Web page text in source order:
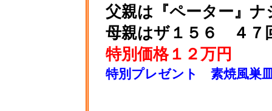
父親は『ペーター』
母親はザ１５６ ４７
特別価格１２万円
特別プレゼント 素焼風巣